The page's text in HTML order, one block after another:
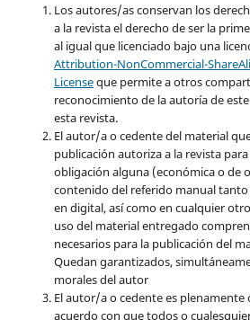
Los autores/as conservan los
a la revista el derecho de ser la
al igual que licenciado bajo una
Attribution-NonCommercial-
Licenseque permite a otros
reconocimiento de la autoría de
esta revista.
El autor/a o cedente del material
publicación autoriza a la revista
obligación alguna (económica o de
contenido del referido manual
en digital, así como en cualquier
uso del material entregado
necesarios para la publicación del
Quedan garantizados,
morales del autor
El autor/a o cedente es plenamente
acuerdo con que todos o